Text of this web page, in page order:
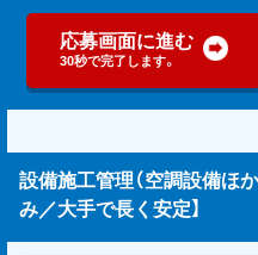
応募画面に進む
30秒で完了します。
設備施工管理（空調設備ほ
み／大手で長く安定】